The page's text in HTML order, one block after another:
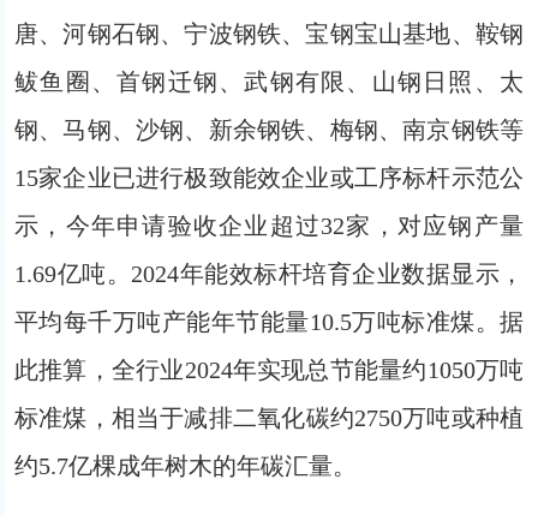
唐、河钢石钢、宁波钢铁、宝钢宝山基地、鞍钢
鲅鱼圈、首钢迁钢、武钢有限、山钢日照、太
钢、马钢、沙钢、新余钢铁、梅钢、南京钢铁等
15家企业已进行极致能效企业或工序标杆示范公
示，今年申请验收企业超过32家，对应钢产量
1.69亿吨。2024年能效标杆培育企业数据显示，
平均每千万吨产能年节能量10.5万吨标准煤。据
此推算，全行业2024年实现总节能量约1050万吨
标准煤，相当于减排二氧化碳约2750万吨或种植
约5.7亿棵成年树木的年碳汇量。